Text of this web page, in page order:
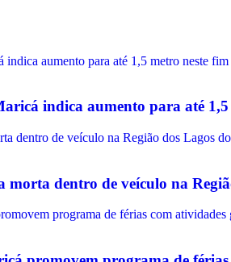
indica aumento para até
morta dentro de veículo na